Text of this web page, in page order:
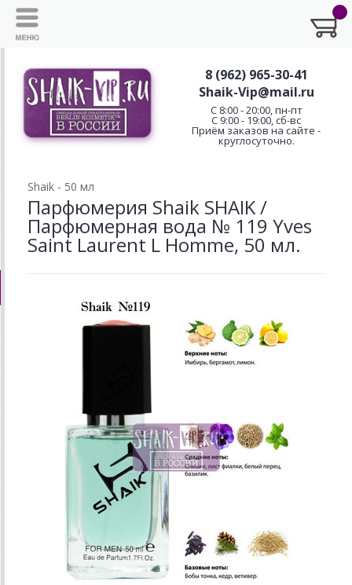
8 (962) 965-30-41
Shaik-Vip@mail.ru
C 8:00 - 20:00, пн-пт
С 9:00 - 19:00, сб-вс
Приём заказов на сайте -
круглосуточно.
Shaik - 50 мл
Парфюмерия Shaik SHAIK /
Парфюмерная вода № 119 Yves
Saint Laurent L Homme, 50 мл.